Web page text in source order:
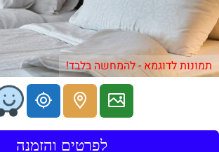
תמונות לדוגמא - להמחשה בלבד!
לפרטים והזמנה